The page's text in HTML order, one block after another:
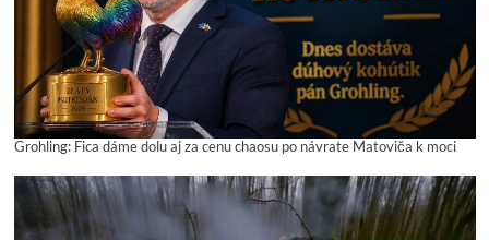
Grohling: Fica dáme dolu aj za cenu chaosu po návrate Matoviča k moci